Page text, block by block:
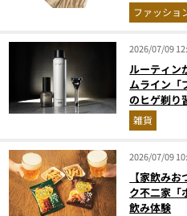
ファッショ
2026/07/09
ルーティン
ムライン「
のヒゲ剃り
雑貨
2026/07/09
【家飲み
ク不二家「
飲み体験